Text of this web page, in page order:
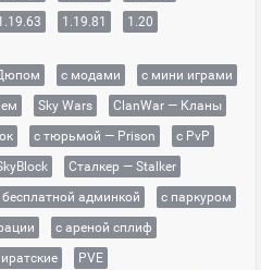
1.19.81 1.20
с модами
с мини играми
Sky Wars
ClanWar — Кланы
с тюрьмой — Prison
с PvP
Сталкер — Stalker
бесплатной админкой
с паркуром
с ареной сплиф
PVE